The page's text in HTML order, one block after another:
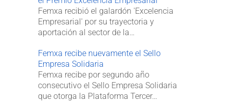
Femxa recibió el galardón 'Excelencia
Empresarial' por su trayectoria y
aportación al sector de la…
Femxa recibe nuevamente el Sello
Empresa Solidaria
Femxa recibe por segundo año
consecutivo el Sello Empresa Solidaria
que otorga la Plataforma Tercer…